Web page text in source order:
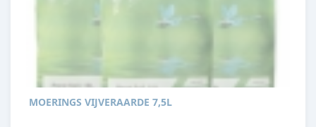
MOERINGS VIJVERAARDE 7,5L